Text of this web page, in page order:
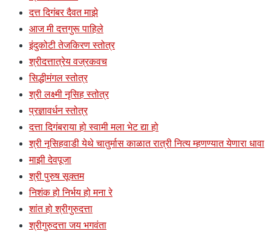
दत्त दिगंबर दैवत माझे
आज मी दत्तगुरू पाहिले
इंदुकोटी तेजकिरण स्तोत्र
श्रीदत्तात्रेय वज्रकवच
सिद्धीमंगल स्तोत्र
श्री लक्ष्मी नृसिह स्तोत्र
प्रज्ञावर्धन स्तोत्र
दत्ता दिगंबराया हो स्वामी मला भेट द्या हो
श्री नृसिहवाडी येथे चातुर्मास काळात रात्री नित्य म्हणण्यात येणारा धावा
माझी देवपूजा
श्री पुरुष सूक्तम
निशंक हो निर्भय हो मना रे
शांत हो श्रीगुरुदत्ता
श्रीगुरुदत्ता जय भगवंता